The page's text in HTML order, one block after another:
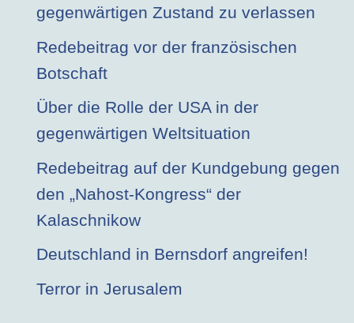
gegenwärtigen Zustand zu verlassen
Redebeitrag vor der französischen
Botschaft
Über die Rolle der USA in der
gegenwärtigen Weltsituation
Redebeitrag auf der Kundgebung gegen
den „Nahost-Kongress“ der
Kalaschnikow
Deutschland in Bernsdorf angreifen!
Terror in Jerusalem